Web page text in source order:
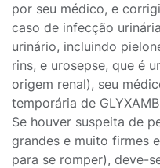
por seu médico, e
caso de infecção
urinário, incluindo
rins, e urosepse, que é
origem renal), seu
temporária de
Se houver suspeita de
grandes e muito firmes
para se romper), deve-